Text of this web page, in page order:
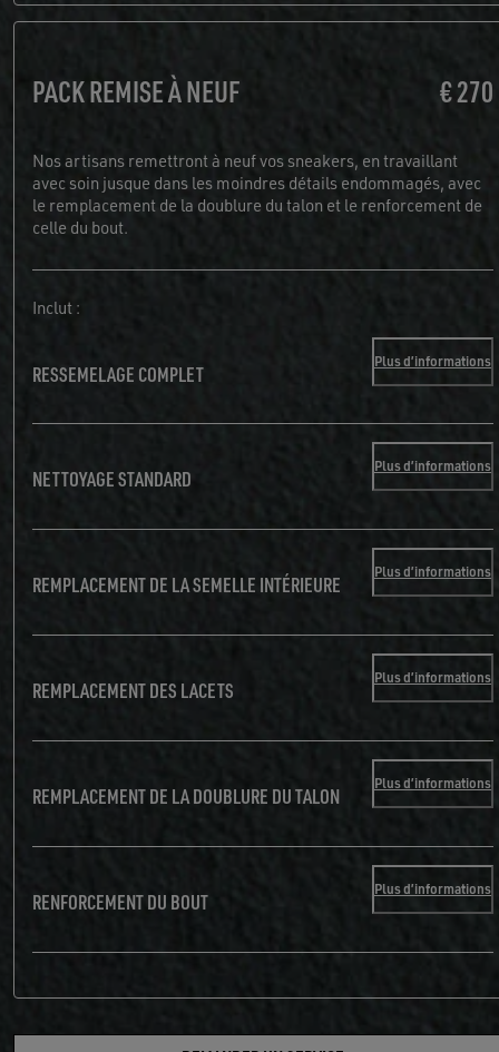
PACK REMISE À NEUF € 270
Nos artisans remettront à neuf vos sneakers, en travaillant
avec soin jusque dans les moindres détails endommagés, avec
le remplacement de la doublure du talon et le renforcement de
celle du bout.
Inclut :
RESSEMELAGE COMPLET Plus d’informations
NETTOYAGE STANDARD Plus d’informations
REMPLACEMENT DE LA SEMELLE INTÉRIEURE Plus d’informations
REMPLACEMENT DES LACETS Plus d’informations
REMPLACEMENT DE LA DOUBLURE DU TALON Plus d’informations
RENFORCEMENT DU BOUT Plus d’informations